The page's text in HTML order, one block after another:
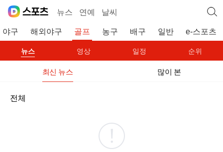
뉴스 연예 날씨
야구 해외야구 골프 농구 배구 일반 e-스포츠
뉴스 영상 일정 순위
최신 뉴스 많이 본
전체